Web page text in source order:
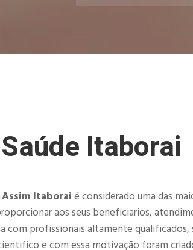
Itaborai
Assim Itaborai é considerado uma das
aos seus beneficiarios,
com profissionais altamente
e com essa motivação foram